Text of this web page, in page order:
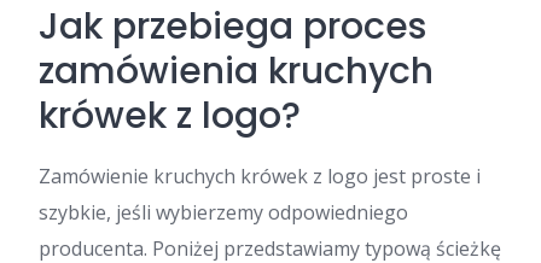
Jak przebiega proces
zamówienia kruchych
krówek z logo?
Zamówienie kruchych krówek z logo jest proste i
szybkie, jeśli wybierzemy odpowiedniego
producenta. Poniżej przedstawiamy typową ścieżkę